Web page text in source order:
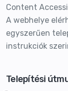
Content
A webhelye
egyszerűen
instrukciók
Telepítési